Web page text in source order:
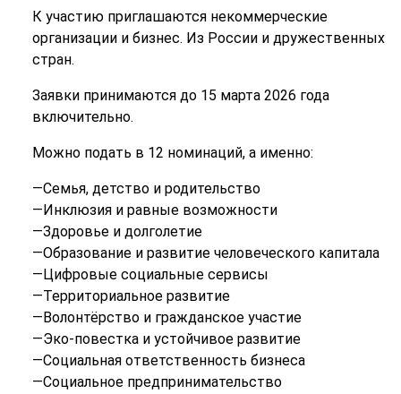
К участию приглашаются некоммерческие
организации и бизнес. Из России и дружественных
стран.
Заявки принимаются до 15 марта 2026 года
включительно.
Можно подать в 12 номинаций, а именно:
—Семья, детство и родительство
—Инклюзия и равные возможности
—Здоровье и долголетие
—Образование и развитие человеческого капитала
—Цифровые социальные сервисы
—Территориальное развитие
—Волонтёрство и гражданское участие
—Эко-повестка и устойчивое развитие
—Социальная ответственность бизнеса
—Социальное предпринимательство